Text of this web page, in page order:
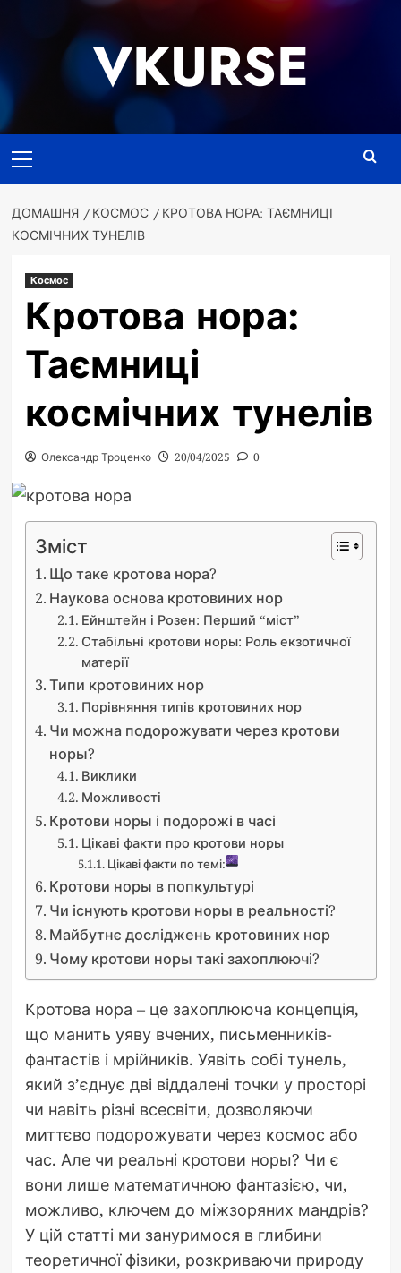
VKURSE
меню
ДОМАШНЯ КОСМОС
КРОТОВА НОРА: ТАЄМНИЦІ
КОСМІЧНИХ ТУНЕЛІВ
Космос
Кротова нора:
Таємниці
космічних тунелів
Олександр Троценко 20/04/2025 0
Зміст
Що таке кротова нора?
Наукова основа кротовиних нор
Ейнштейн і Розен: Перший “міст”
Стабільні кротови норы: Роль екзотичної
матерії
Типи кротовиних нор
Порівняння типів кротовиних нор
Чи можна подорожувати через кротови
норы?
Виклики
Можливості
Кротови норы і подорожі в часі
Цікаві факти про кротови норы
Цікаві факти по темі:
Кротови норы в попкультурі
Чи існують кротови норы в реальності?
Майбутнє досліджень кротовиних нор
Чому кротови норы такі захоплюючі?
Кротова нора – це захоплююча концепція,
що манить уяву вчених, письменників-
фантастів і мрійників. Уявіть собі тунель,
який з’єднує дві віддалені точки у просторі
чи навіть різні всесвіти, дозволяючи
миттєво подорожувати через космос або
час. Але чи реальні кротови норы? Чи є
вони лише математичною фантазією, чи,
можливо, ключем до міжзоряних мандрів?
У цій статті ми зануримося в глибини
теоретичної фізики, розкриваючи природу